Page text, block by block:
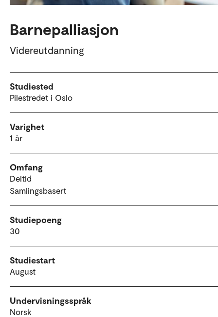
Barnepalliasjon
Videreutdanning
Studiested
Pilestredet i Oslo
Varighet
1 år
Omfang
Deltid
Samlingsbasert
Studiepoeng
30
Studiestart
August
Undervisningsspråk
Norsk